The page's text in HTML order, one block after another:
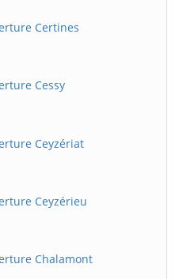
Certines
Cessy
Ceyzériat
Ceyzérieu
Chalamont